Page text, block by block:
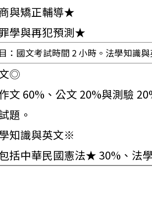
與矯正輔導★
學與再犯預測★
：國文考試時間 2 小時。法學知識與
◎
作文 60%、公文 20%與測驗
題。
知識與英文※
包括中華民國憲法★ 30%、